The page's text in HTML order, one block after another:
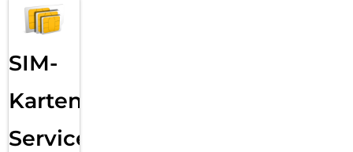
SIM-
Karten
Service: